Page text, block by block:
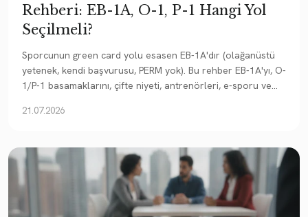
Rehberi: EB-1A, O-1, P-1 Hangi Yol
Seçilmeli?
Sporcunun green card yolu esasen EB-1A'dır (olağanüstü
yetenek, kendi başvurusu, PERM yok). Bu rehber EB-1A'yı, O-
1/P-1 basamaklarını, çifte niyeti, antrenörleri, e-sporu ve
21.07.2026